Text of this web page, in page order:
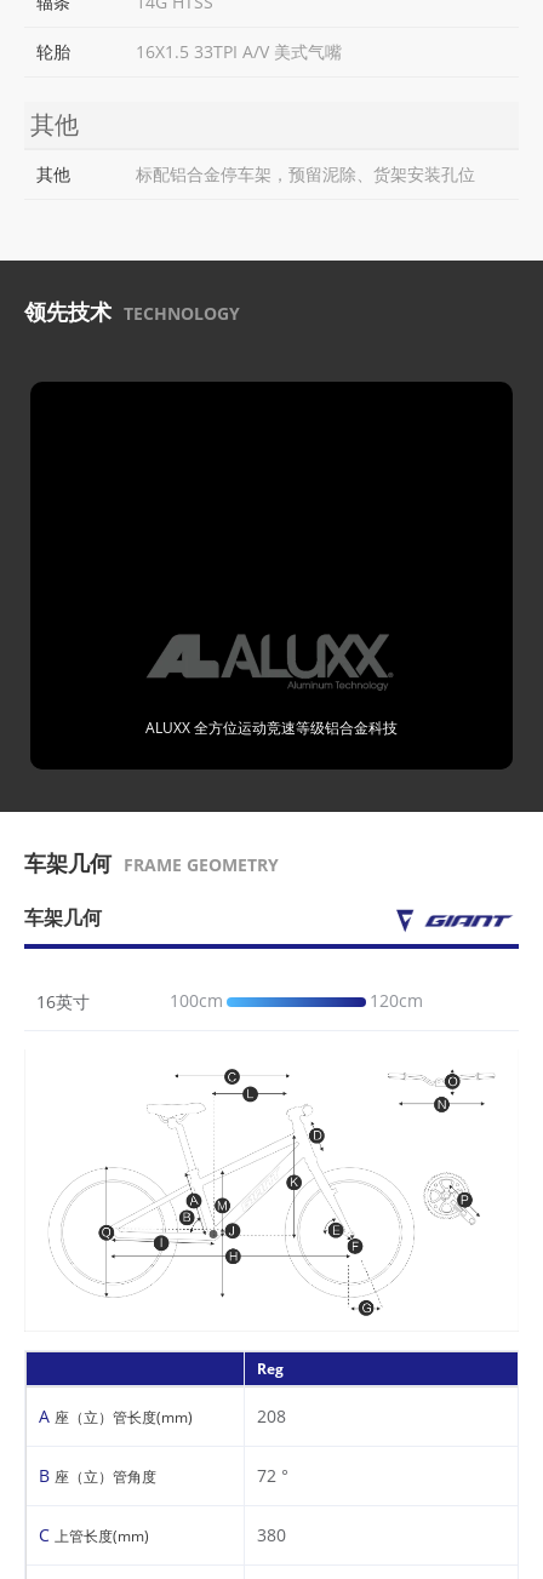
轮胎 16X1.5 33TPI A/V 美式气嘴
其他
其他 标配铝合金停车架，预留泥除、货架安装孔位
领先技术 TECHNOLOGY
ALUXX 全方位运动竞速等级铝合金科技
车架几何 FRAME GEOMETRY
车架几何
16英寸 100cm 120cm
Reg
A 座（立）管长度(mm) 208
B 座（立）管角度 72 °
C 上管长度(mm) 380